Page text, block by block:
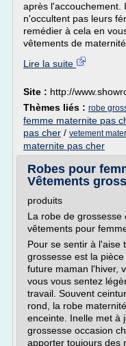
après l'accouchement.
n'occultent pas leurs
remédier à cela en
vêtements de maternité
Lire la suite
Site : http://
Thèmes liés : robe
femme maternite pas
pas cher / vetement
maternite pas cher
Robes pour
Vêtements
produits
La robe de grossesse
vêtements pour
Pour se sentir à l'aise
grossesse est la
future maman l'hiver,
vous vous sentez
travail. Souvent
rond, la robe
enceinte. Inelle met à
grossesse occasion
apporter toujours des